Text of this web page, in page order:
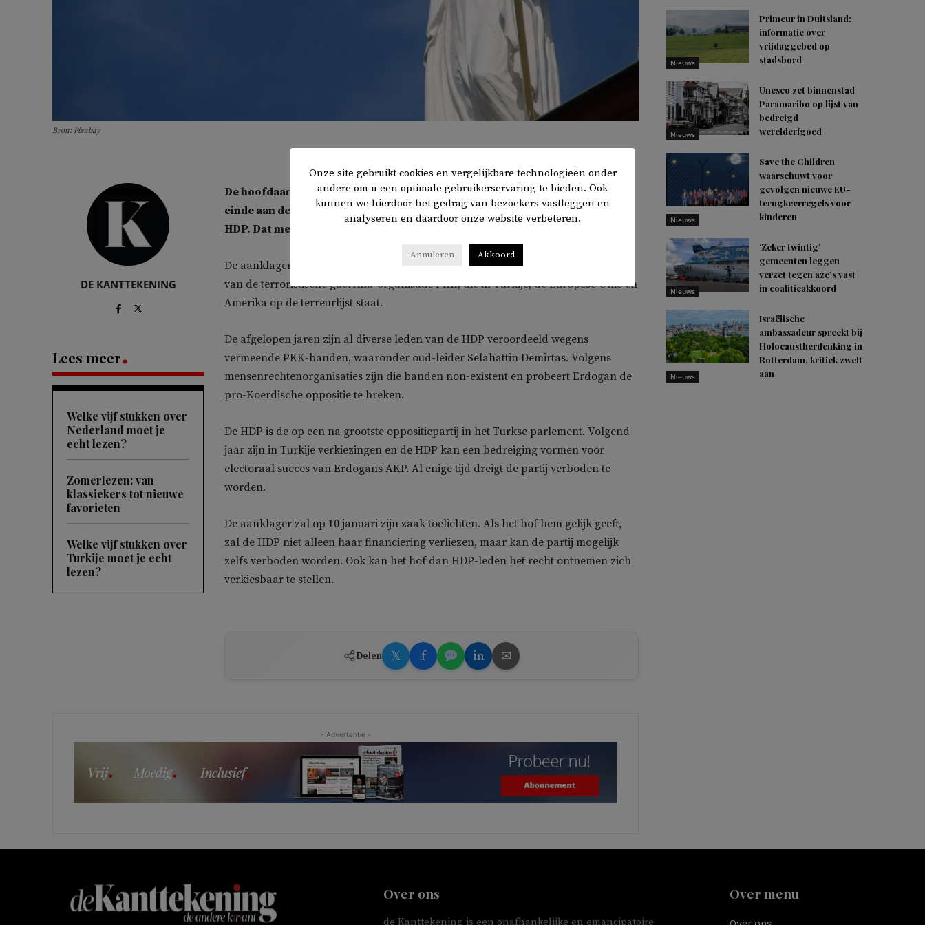
Bron: Pixabay
DE KANTTEKENING
Lees meer
Welke vijf stukken over
Nederland moet je
echt lezen?
Zomerlezen: van
klassiekers tot nieuwe
favorieten
Welke vijf stukken over
Turkije moet je echt
lezen?
De hoofdaanklager van Turkije pleit bij het Constitutioneel Hof voor een
einde aan de overheidsfinanciering van de pro-Koerdische oppositiepartij
HDP. Dat meldt het Turkse persbureau
De aanklager noemt de partij, in navolging van president Erdogan, een vleugel
van de terroristische guerrilla-organisatie PKK, die in Turkije, de Europese Unie en
Amerika op de terreurlijst staat.
De afgelopen jaren zijn al diverse leden van de HDP veroordeeld wegens
vermeende PKK-banden, waaronder oud-leider Selahattin Demirtas. Volgens
mensenrechtenorganisaties zijn die banden non-existent en probeert Erdogan de
pro-Koerdische oppositie te breken.
De HDP is de op een na grootste oppositiepartij in het Turkse parlement. Volgend
jaar zijn in Turkije verkiezingen en de HDP kan een bedreiging vormen voor
electoraal succes van Erdogans AKP. Al enige tijd dreigt de partij verboden te
worden.
De aanklager zal op 10 januari zijn zaak toelichten. Als het hof hem gelijk geeft,
zal de HDP niet alleen haar financiering verliezen, maar kan de partij mogelijk
zelfs verboden worden. Ook kan het hof dan HDP-leden het recht ontnemen zich
verkiesbaar te stellen.
Delen 𝕏 f in ✉
- Advertentie -
Nieuws
Primeur in Duitsland:
informatie over
vrijdaggebed op
stadsbord
Nieuws
Unesco zet binnenstad
Paramaribo op lijst van
bedreigd
werelderfgoed
Nieuws
Save the Children
waarschuwt voor
gevolgen nieuwe EU-
terugkeerregels voor
kinderen
Nieuws
‘Zeker twintig’
gemeenten leggen
verzet tegen azc’s vast
in coalitieakkoord
Nieuws
Israëlische
ambassadeur spreekt bij
Holocaustherdenking in
Rotterdam, kritiek zwelt
aan
Over ons
de Kanttekening is een onafhankelijke en emancipatoire
Over menu
Onze site gebruikt cookies en vergelijkbare technologieën onder
andere om u een optimale gebruikerservaring te bieden. Ook
kunnen we hierdoor het gedrag van bezoekers vastleggen en
analyseren en daardoor onze website verbeteren.
Annuleren Akkoord